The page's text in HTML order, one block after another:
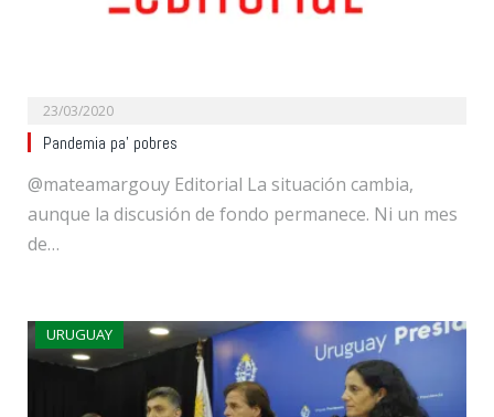
23/03/2020
Pandemia pa’ pobres
@mateamargouy Editorial La situación cambia,
aunque la discusión de fondo permanece. Ni un mes
de…
URUGUAY